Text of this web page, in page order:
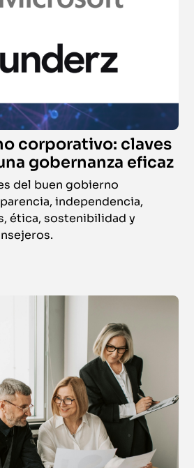
corporativo: claves
gobernanza eficaz
del buen gobierno
independencia,
ética, sostenibilidad y